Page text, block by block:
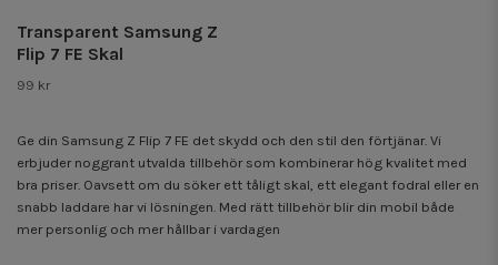
Transparent Samsung Z
Flip 7 FE Skal
99 kr
Ge din Samsung Z Flip 7 FE det skydd och den stil den förtjänar. Vi
erbjuder noggrant utvalda tillbehör som kombinerar hög kvalitet med
bra priser. Oavsett om du söker ett tåligt skal, ett elegant fodral eller en
snabb laddare har vi lösningen. Med rätt tillbehör blir din mobil både
mer personlig och mer hållbar i vardagen